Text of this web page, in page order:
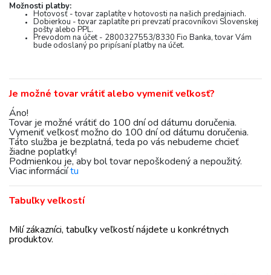
Možnosti platby:
Hotovosť - tovar zaplatíte v hotovosti na našich predajniach.
Dobierkou - tovar zaplatíte pri prevzatí pracovníkovi Slovenskej
pošty alebo PPL.
Prevodom na účet - 2800327553/8330 Fio Banka, tovar Vám
bude odoslaný po pripísaní platby na účet.
Je možné tovar vrátiť alebo vymeniť veľkosť?
Áno!
Tovar je možné vrátiť do 100 dní od dátumu doručenia.
Vymeniť veľkosť možno do 100 dní od dátumu doručenia.
Táto služba je bezplatná, teda po vás nebudeme chcieť
žiadne poplatky!
Podmienkou je, aby bol tovar nepoškodený a nepoužitý.
Viac informáciítu
Tabuľky veľkostí
Milí zákazníci, tabuľky veľkostí nájdete u konkrétnych
produktov.